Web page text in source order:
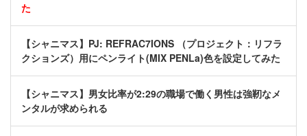
た
【シャニマス】PJ: REFRAC7IONS （プロジェクト：リフラ
クションズ）用にペンライト(MIX PENLa)色を設定してみた
【シャニマス】男女比率が2:29の職場で働く男性は強靭なメ
ンタルが求められる